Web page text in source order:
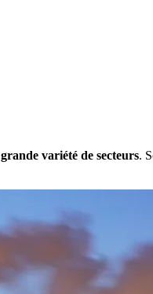
grande variété de secteurs.